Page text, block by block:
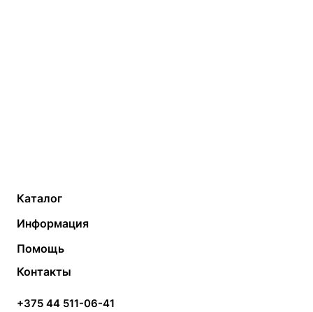
Каталог
Твердотопливные котлы
Электрические котлы
Банные печи
Камины и печи
Теплый пол
Радиаторы
Насосы
Дымоходы
Информация
Контакты
Статьи
Акции
Помощь
Монтаж систем отопления
Контакты
+375 44 511-06-41